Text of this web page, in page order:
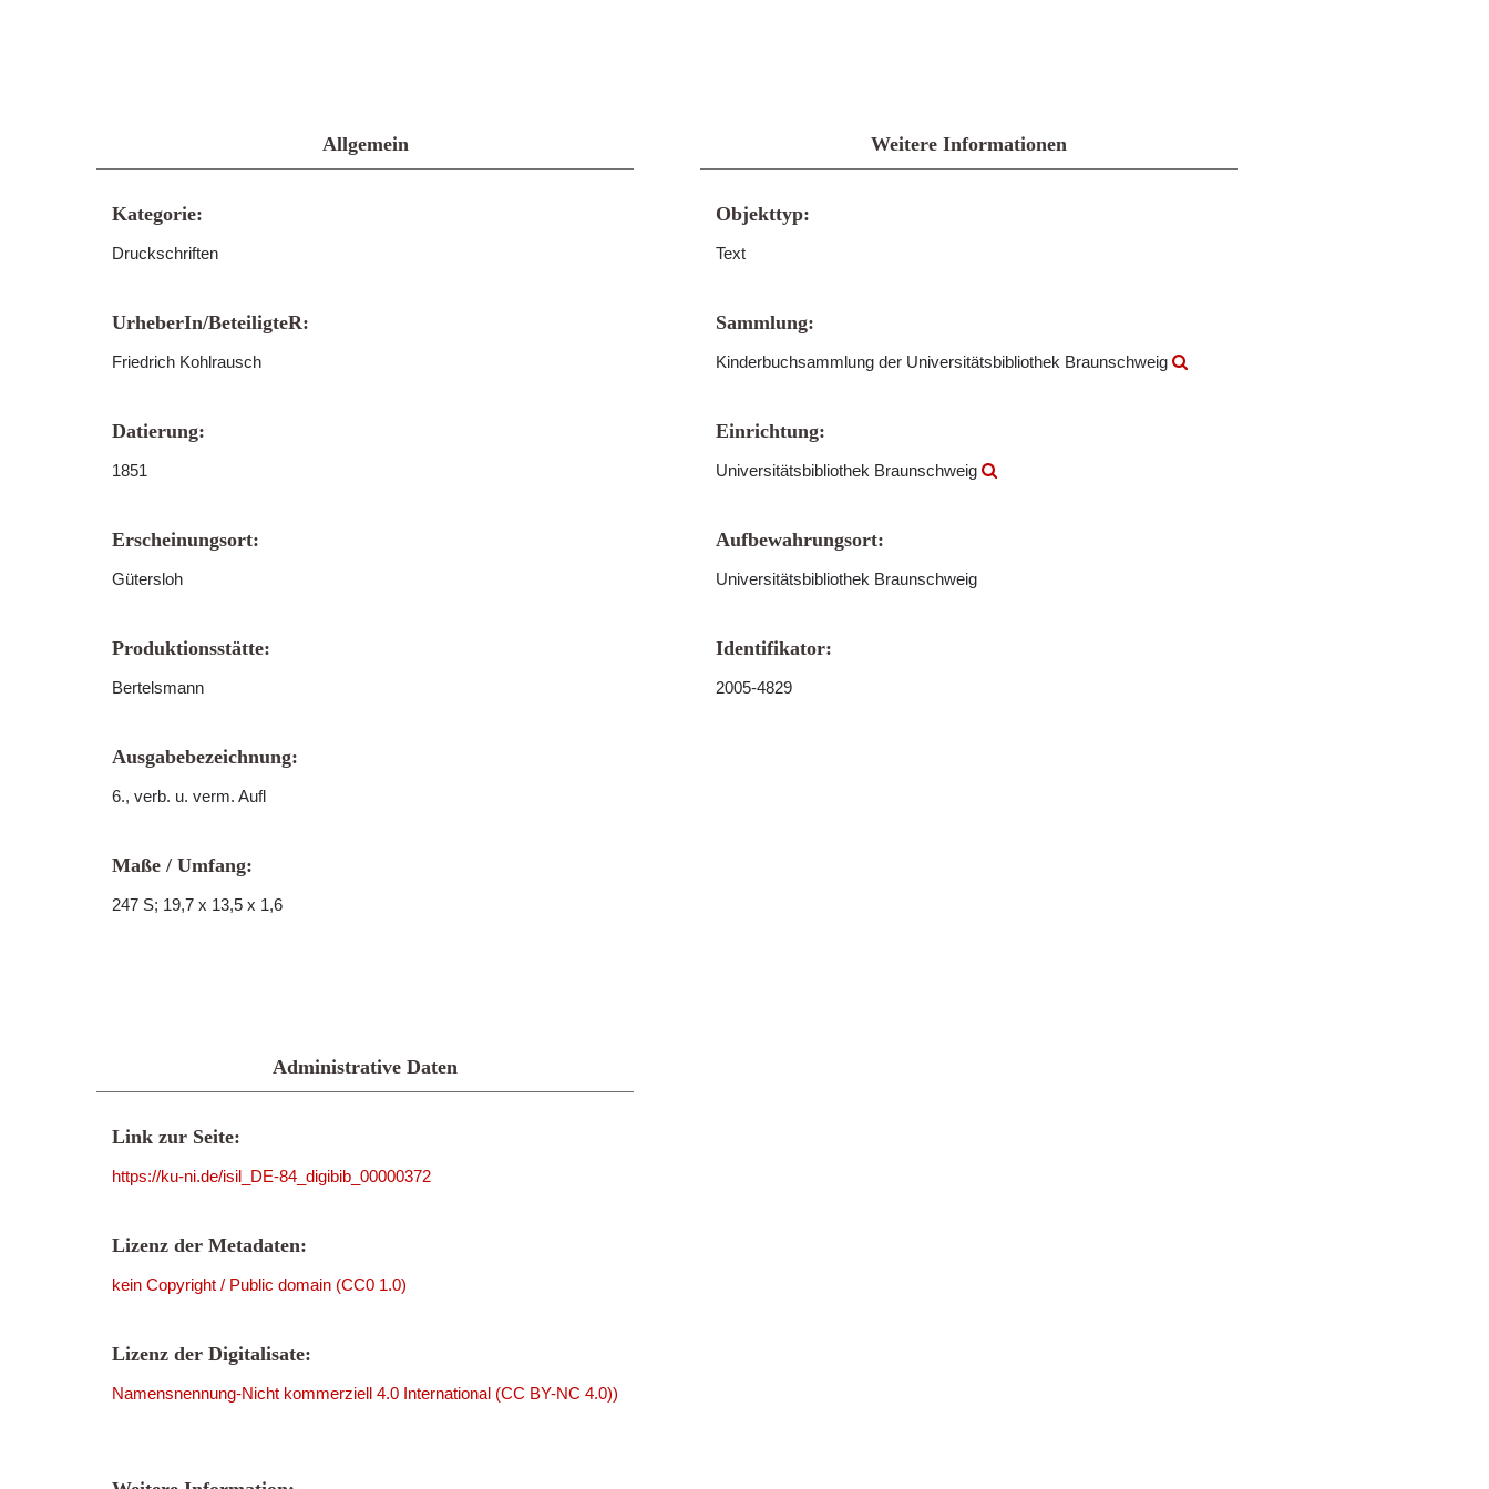
Allgemein
Kategorie:
Druckschriften
UrheberIn/BeteiligteR:
Friedrich Kohlrausch
Datierung:
1851
Erscheinungsort:
Gütersloh
Produktionsstätte:
Bertelsmann
Ausgabebezeichnung:
6., verb. u. verm. Aufl
Maße / Umfang:
247 S; 19,7 x 13,5 x 1,6
Weitere Informationen
Objekttyp:
Text
Sammlung:
Kinderbuchsammlung der Universitätsbibliothek Braunschweig
Einrichtung:
Universitätsbibliothek Braunschweig
Aufbewahrungsort:
Universitätsbibliothek Braunschweig
Identifikator:
2005-4829
Administrative Daten
Link zur Seite:
https://ku-ni.de/isil_DE-84_digibib_00000372
Lizenz der Metadaten:
kein Copyright / Public domain (CC0 1.0)
Lizenz der Digitalisate:
Namensnennung-Nicht kommerziell 4.0 International (CC BY-NC 4.0))